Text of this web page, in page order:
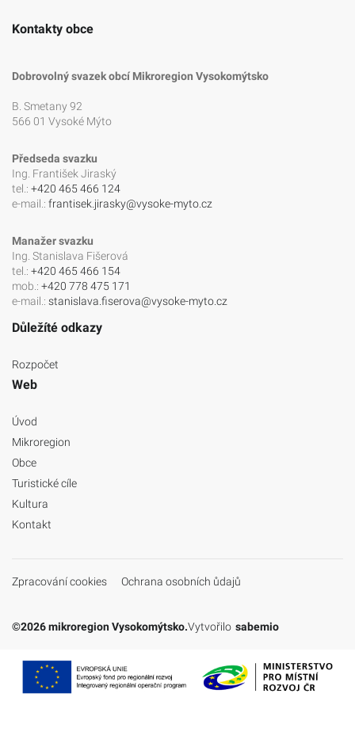
Kontakty obce
Dobrovolný svazek obcí Mikroregion Vysokomýtsko
B. Smetany 92
566 01 Vysoké Mýto
Předseda svazku
Ing. František Jiraský
tel.: +420 465 466 124
e-mail.: frantisek.jirasky@vysoke-myto.cz
Manažer svazku
Ing. Stanislava Fišerová
tel.: +420 465 466 154
mob.: +420 778 475 171
e-mail.: stanislava.fiserova@vysoke-myto.cz
Důležíté odkazy
Rozpočet
Web
Úvod
Mikroregion
Obce
Turistické cíle
Kultura
Kontakt
Zpracování cookies Ochrana osobních ůdajů
©2026 mikroregion Vysokomýtsko.Vytvořilo sabemio